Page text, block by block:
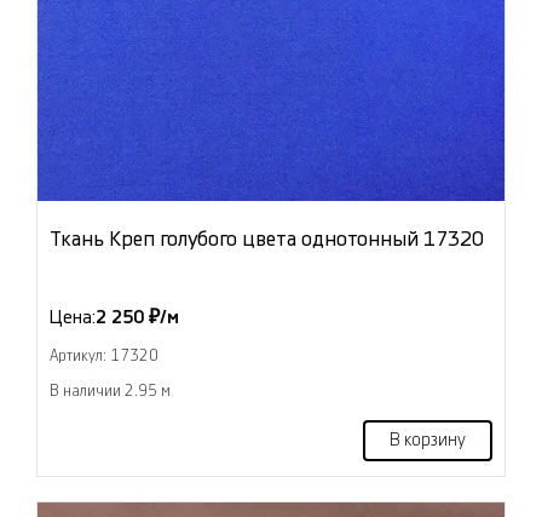
Ткань Креп голубого цвета однотонный 17320
Цена:2 250 ₽/м
Артикул: 17320
В наличии 2.95 м
В корзину